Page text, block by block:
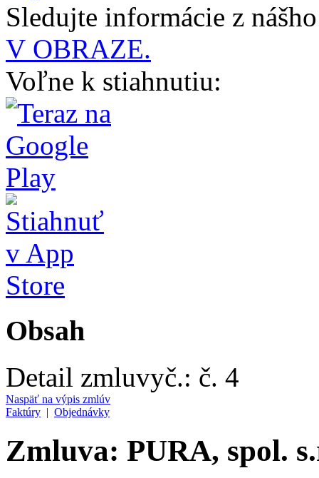
Sledujte informácie z
V OBRAZE.
Voľne k stiahnutiu:
Obsah
Detail zmluvyč.: č. 4
Naspäť na výpis zmlúv
Faktúry | Objednávky
Zmluva: PURA, spol.